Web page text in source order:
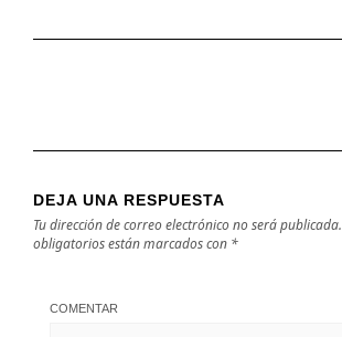
DEJA UNA RESPUESTA
Tu dirección de correo electrónico no será publicada.
obligatorios están marcados con *
COMENTAR